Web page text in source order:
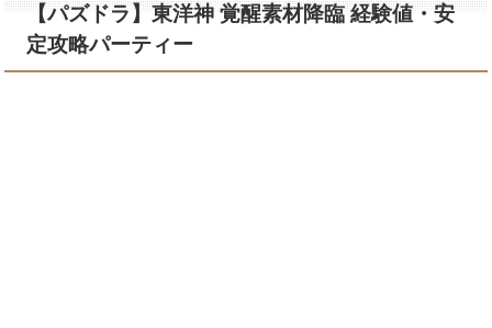
【パズドラ】東洋神 覚醒素材降臨 経験値・安
定攻略パーティー